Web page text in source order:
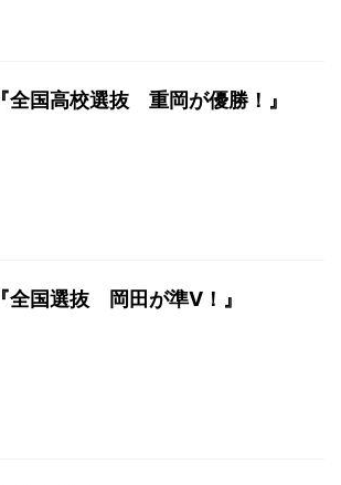
『全国高校選抜 重岡が優勝！』
『全国選抜 岡田が準V！』